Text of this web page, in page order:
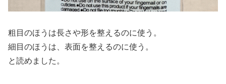
粗目のほうは長さや形を整えるのに使う。
細目のほうは、表面を整えるのに使う。
と読めました。